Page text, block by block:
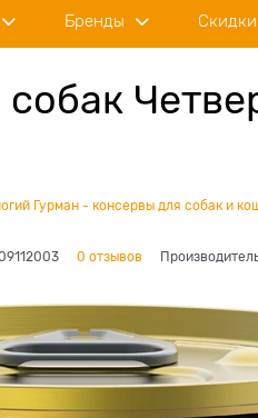
Бренды
Гурман - консервы для собак и
0 отзывов